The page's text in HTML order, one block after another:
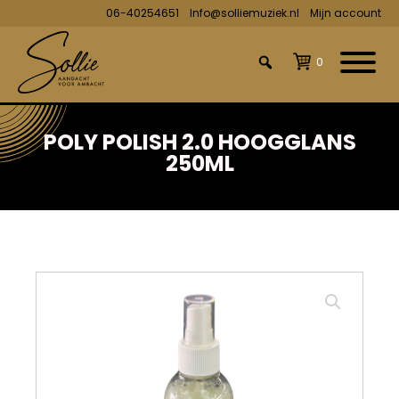
06-40254651 Info@solliemuziek.nl Mijn account
0
POLY POLISH 2.0 HOOGGLANS
250ML